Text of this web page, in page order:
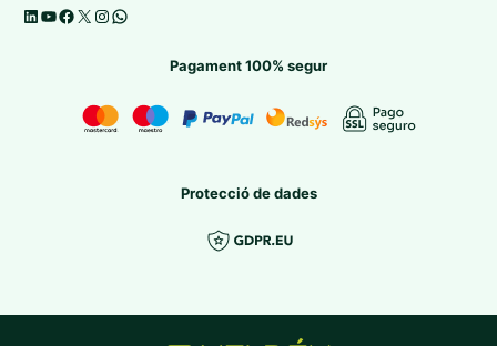
Pagament 100% segur
Protecció de dades